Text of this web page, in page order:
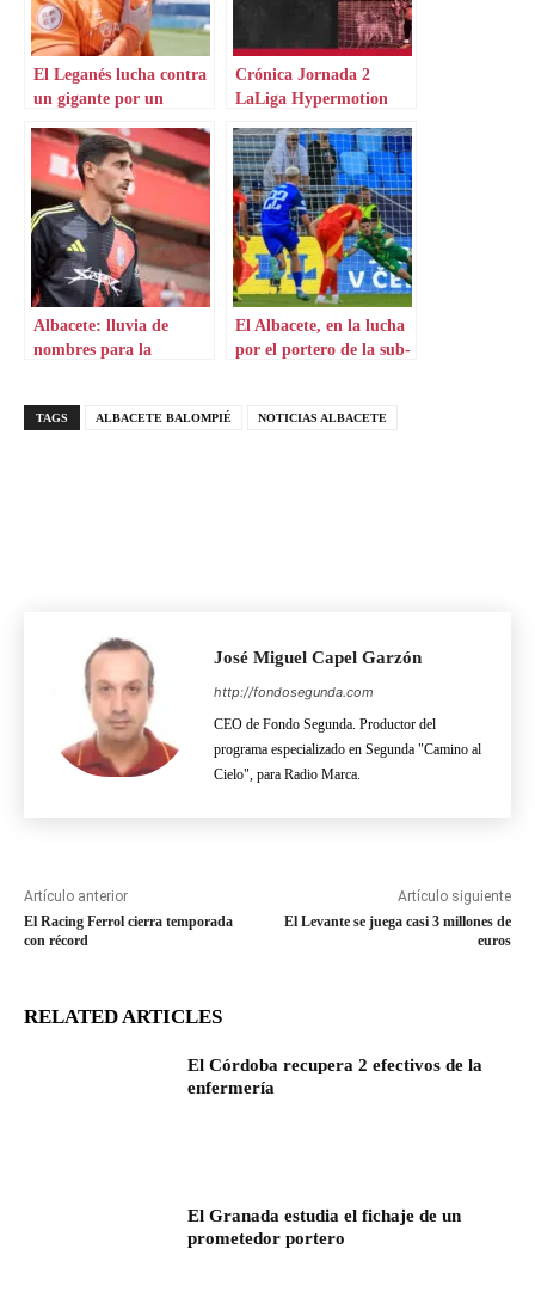
El Leganés lucha contra
un gigante por un
Crónica Jornada 2
LaLiga Hypermotion
Albacete: lluvia de
nombres para la
El Albacete, en la lucha
por el portero de la sub-
TAGS ALBACETE BALOMPIÉ NOTICIAS ALBACETE
José Miguel Capel Garzón
http://fondosegunda.com
CEO de Fondo Segunda. Productor del
programa especializado en Segunda "Camino al
Cielo", para Radio Marca.
Artículo anterior
El Racing Ferrol cierra temporada
con récord
Artículo siguiente
El Levante se juega casi 3 millones de
euros
RELATED ARTICLES
El Córdoba recupera 2 efectivos de la
enfermería
El Granada estudia el fichaje de un
prometedor portero